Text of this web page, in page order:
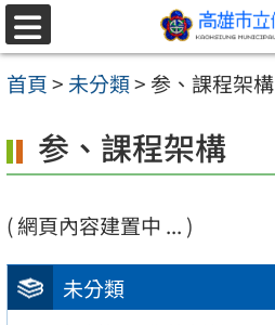
跳至主要內容區
選
單
首頁> 未分類> 参、課程架構
未分類
参、課程架構
( 網頁內容建置中 ... )